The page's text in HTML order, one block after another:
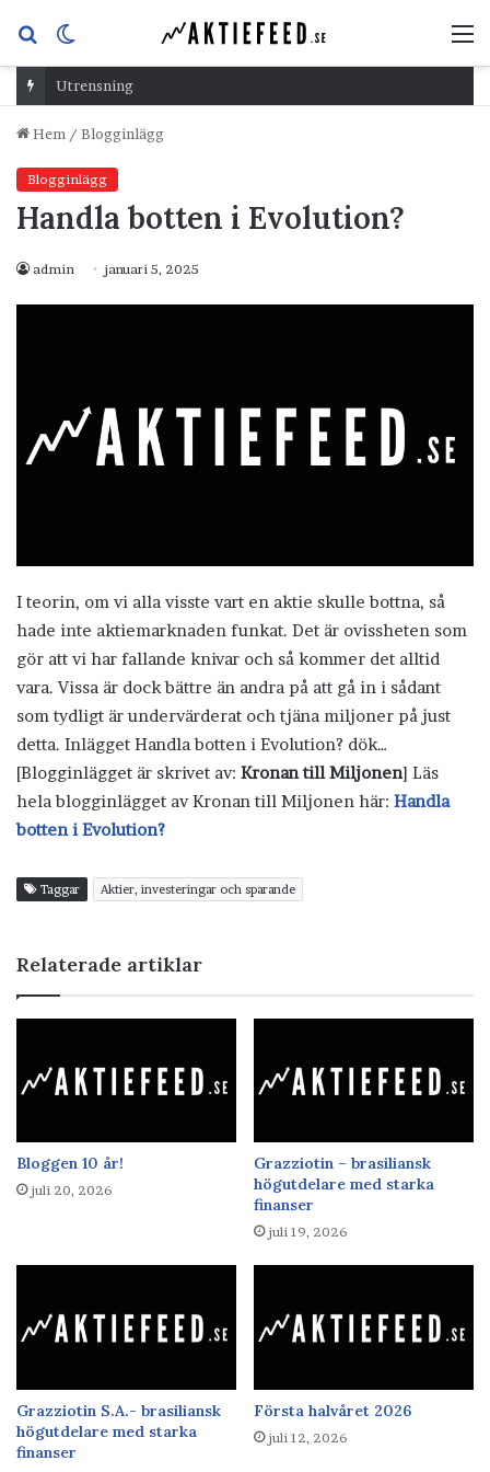
Sök
efterskin
Utrensning
Hem / Blogginlägg
Blogginlägg
Handla botten i Evolution?
admin januari 5, 2025
I teorin, om vi alla visste vart en aktie skulle bottna, så
hade inte aktiemarknaden funkat. Det är ovissheten som
gör att vi har fallande knivar och så kommer det alltid
vara. Vissa är dock bättre än andra på att gå in i sådant
som tydligt är undervärderat och tjäna miljoner på just
detta. Inlägget Handla botten i Evolution? dök…
[Blogginlägget är skrivet av: Kronan till Miljonen] Läs
hela blogginlägget av Kronan till Miljonen här: Handla
botten i Evolution?
Taggar Aktier, investeringar och sparande
Relaterade artiklar
Bloggen 10 år!
juli 20, 2026
Grazziotin – brasiliansk
högutdelare med starka
finanser
juli 19, 2026
Grazziotin S.A.- brasiliansk
högutdelare med starka
finanser
Första halvåret 2026
juli 12, 2026